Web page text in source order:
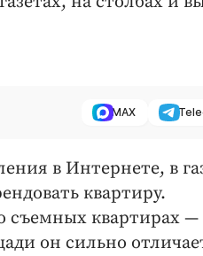
MAX
в Интернете, в
квартиру.
съемных квартирах
он сильно